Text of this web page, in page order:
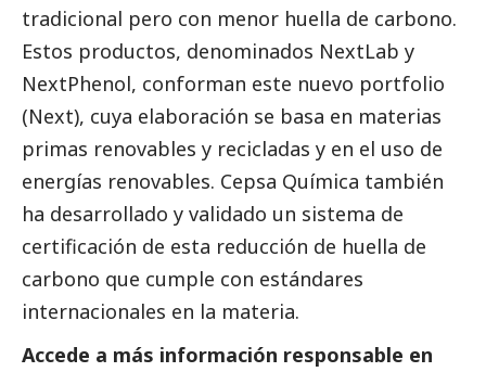
tradicional pero con menor huella de carbono.
Estos productos, denominados NextLab y
NextPhenol, conforman este nuevo portfolio
(Next), cuya elaboración se basa en materias
primas renovables y recicladas y en el uso de
energías renovables. Cepsa Química también
ha desarrollado y validado un sistema de
certificación de esta reducción de huella de
carbono que cumple con estándares
internacionales en la materia.
Accede a más información responsable en